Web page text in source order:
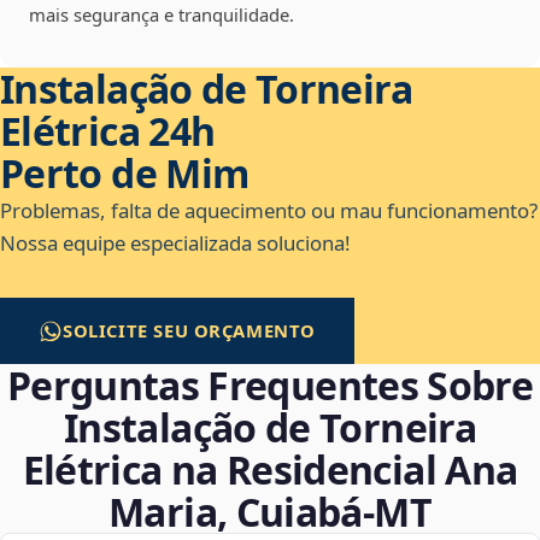
mais segurança e tranquilidade.
Instalação de Torneira
Elétrica 24h
Perto de Mim
Problemas, falta de aquecimento ou mau funcionamento?
Nossa equipe especializada soluciona!
SOLICITE SEU ORÇAMENTO
Perguntas Frequentes Sobre
Instalação de Torneira
Elétrica na Residencial Ana
Maria, Cuiabá‑MT